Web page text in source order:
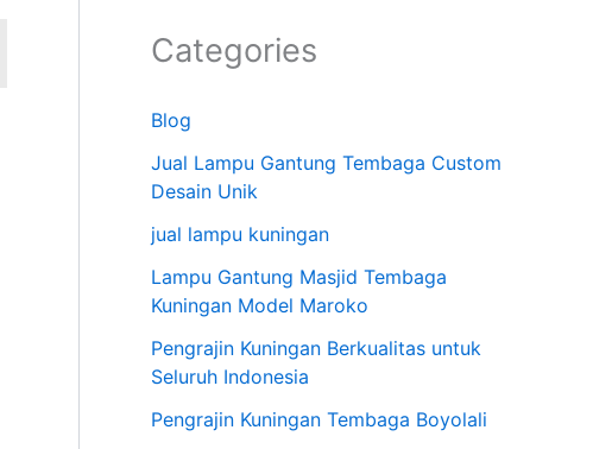
Categories
Blog
Jual Lampu Gantung Tembaga Custom
Desain Unik
jual lampu kuningan
Lampu Gantung Masjid Tembaga
Kuningan Model Maroko
Pengrajin Kuningan Berkualitas untuk
Seluruh Indonesia
Pengrajin Kuningan Tembaga Boyolali